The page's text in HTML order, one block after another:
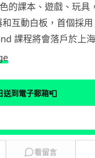
的課本、遊戲、玩具
互動白板，首個採
課程將會落戶於上
送到電子郵箱📮
看留言